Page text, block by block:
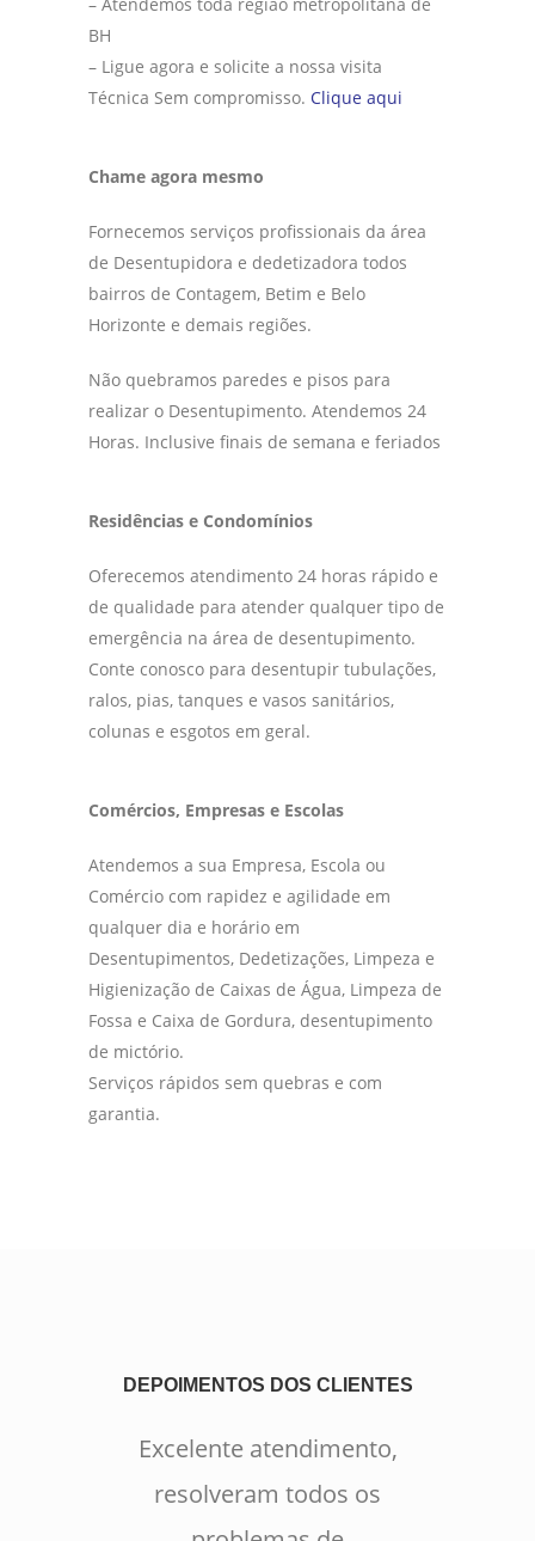
BH
– Ligue agora e solicite a nossa visita
Técnica Sem compromisso. Clique aqui
Chame agora mesmo
Fornecemos serviços profissionais da área
de Desentupidora e dedetizadora todos
bairros de Contagem, Betim e Belo
Horizonte e demais regiões.
Não quebramos paredes e pisos para
realizar o Desentupimento. Atendemos 24
Horas. Inclusive finais de semana e feriados
Residências e Condomínios
Oferecemos atendimento 24 horas rápido e
de qualidade para atender qualquer tipo de
emergência na área de desentupimento.
Conte conosco para desentupir tubulações,
ralos, pias, tanques e vasos sanitários,
colunas e esgotos em geral.
Comércios, Empresas e Escolas
Atendemos a sua Empresa, Escola ou
Comércio com rapidez e agilidade em
qualquer dia e horário em
Desentupimentos, Dedetizações, Limpeza e
Higienização de Caixas de Água, Limpeza de
Fossa e Caixa de Gordura, desentupimento
de mictório.
Serviços rápidos sem quebras e com
garantia.
DEPOIMENTOS DOS CLIENTES
Excelente atendimento,
resolveram todos os